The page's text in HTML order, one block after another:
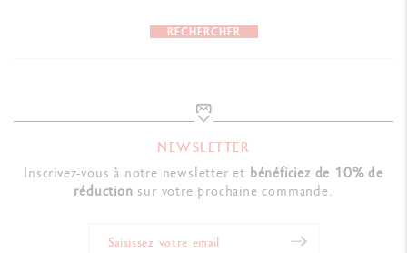
RECHERCHER
NEWSLETTER
Inscrivez-vous à notre newsletter et bénéficiez de 10% de
réduction sur votre prochaine commande.